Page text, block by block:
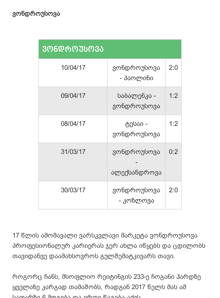
ვონდროუსოვა
ვონდროუსოვა
10/04/17
ვონდროუსოვა
- პაოლინი
2:0
09/04/17
საბალენკა -
ვონდროუსოვა
1:2
08/04/17
ტესაი -
ვონდროუსოვა
1:2
31/03/17
ვონდროუსოვა
-
ალექსანდროვა
0:2
30/03/17
ვონდროუსოვა
- კოზლოვა
2:0
17 წლის ამომავალი ვარსკვლავი მარკეტა ვონდროუსოვა
პროფესიონალურ კარიერას ჯერ ახლა იწყებს და ცდილობს
თავიდანვე დაამახსოვროს გულშემატკივარს თავი.
როგორც ჩანს, მსოფლიო რეიტინგის 233-ე ჩოგანი ჰარდზე
ყველაზე კარგად თამაშობს, რადგან 2017 წელს მას ამ